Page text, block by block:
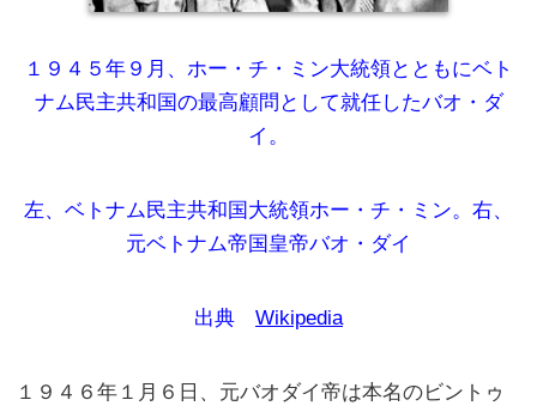
１９４５年９月、ホー・チ・ミン大統領とともにベト
ナム民主共和国の最高顧問として就任したバオ・ダ
イ。
左、ベトナム民主共和国大統領ホー・チ・ミン。右、
元ベトナム帝国皇帝バオ・ダイ
出典 Wikipedia
１９４６年１月６日、元バオダイ帝は本名のビントゥ